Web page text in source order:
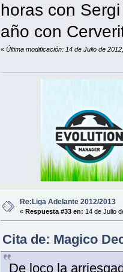
horas con
año con
«Última modificación: 14 de Julio de
Re:Liga Adelante 2012/2013
«Respuesta #33 en: 14 de Julio
Cita de: Magico
De loco la